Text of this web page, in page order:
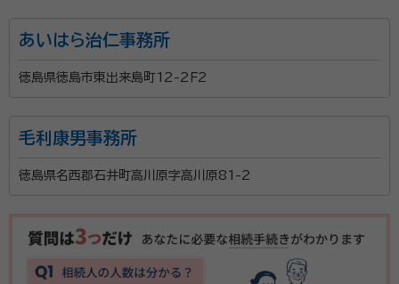
あいはら治仁事務所
徳島県徳島市東出来島町12-2Ｆ2
毛利康男事務所
徳島県名西郡石井町高川原字高川原81-2